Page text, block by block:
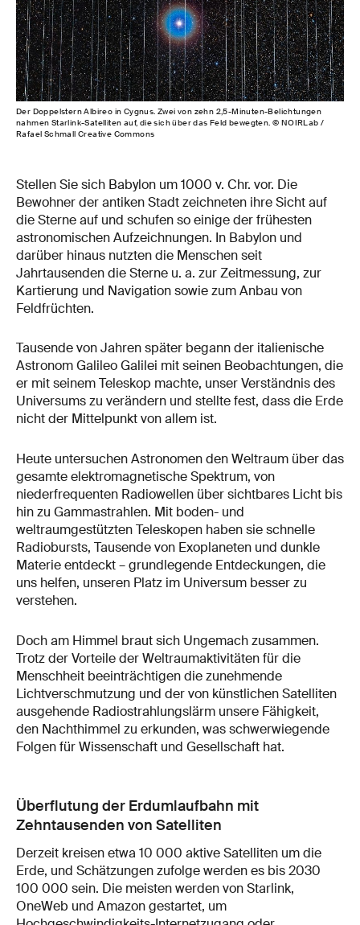
Der Doppelstern Albireo in Cygnus. Zwei von zehn 2,5-Minuten-Belichtungen
nahmen Starlink-Satelliten auf, die sich über das Feld bewegten. © NOIRLab /
Rafael Schmall Creative Commons
Stellen Sie sich Babylon um 1000 v. Chr. vor. Die
Bewohner der antiken Stadt zeichneten ihre Sicht auf
die Sterne auf und schufen so einige der frühesten
astronomischen Aufzeichnungen. In Babylon und
darüber hinaus nutzten die Menschen seit
Jahrtausenden die Sterne u. a. zur Zeitmessung, zur
Kartierung und Navigation sowie zum Anbau von
Feldfrüchten.
Tausende von Jahren später begann der italienische
Astronom Galileo Galilei mit seinen Beobachtungen, die
er mit seinem Teleskop machte, unser Verständnis des
Universums zu verändern und stellte fest, dass die Erde
nicht der Mittelpunkt von allem ist.
Heute untersuchen Astronomen den Weltraum über das
gesamte elektromagnetische Spektrum, von
niederfrequenten Radiowellen über sichtbares Licht bis
hin zu Gammastrahlen. Mit boden- und
weltraumgestützten Teleskopen haben sie schnelle
Radiobursts, Tausende von Exoplaneten und dunkle
Materie entdeckt – grundlegende Entdeckungen, die
uns helfen, unseren Platz im Universum besser zu
verstehen.
Doch am Himmel braut sich Ungemach zusammen.
Trotz der Vorteile der Weltraumaktivitäten für die
Menschheit beeinträchtigen die zunehmende
Lichtverschmutzung und der von künstlichen Satelliten
ausgehende Radiostrahlungslärm unsere Fähigkeit,
den Nachthimmel zu erkunden, was schwerwiegende
Folgen für Wissenschaft und Gesellschaft hat.
Überflutung der Erdumlaufbahn mit
Zehntausenden von Satelliten
Derzeit kreisen etwa 10 000 aktive Satelliten um die
Erde, und Schätzungen zufolge werden es bis 2030
100 000 sein. Die meisten werden von Starlink,
OneWeb und Amazon gestartet, um